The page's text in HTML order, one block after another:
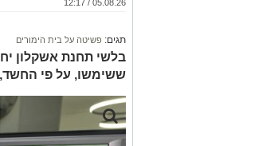
05.08.26 / 12:17
תגים: פשיטה על בית הימורים
בלשי תחנת אשקלון
ששימשו, על פי החשד,